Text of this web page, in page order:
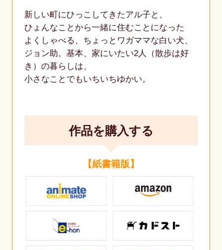
新しい町にひっこしてきたアル子と、
ひょんなことから一緒に住むことになった
よくしゃべる、ちょっとワガママな白い犬、
ジョン助。基本、家にいたい2人（散歩は好
き）の暮らしは、
小さなことでもいちいちゆかい。
作品を購入する
【紙書籍版】